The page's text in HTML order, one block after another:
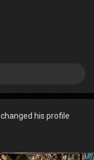
changed his profile